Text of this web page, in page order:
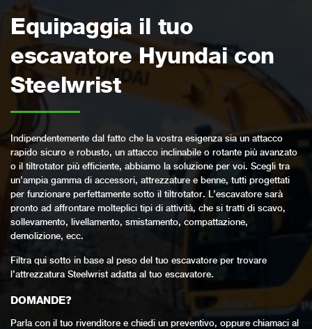
Equipaggia il tuo
escavatore Hyundai con
Steelwrist
Indipendentemente dal fatto che la vostra esigenza sia un attacco
rapido sicuro e robusto, un attacco inclinabile o rotante più avanzato
o il tiltrotator più efficiente, abbiamo la soluzione per voi. Scegli tra
un’ampia gamma di accessori, attrezzature e benne, tutti progettati
per funzionare perfettamente sotto il tiltrotator. L’escavatore sarà
pronto ad affrontare molteplici tipi di attività, che si tratti di scavo,
sollevamento, livellamento, smistamento, compattazione,
demolizione, ecc.
Filtra qui sotto in base al peso del tuo escavatore per trovare
l’attrezzatura Steelwrist adatta al tuo escavatore.
DOMANDE?
Parla con il tuo rivenditore e chiedi un preventivo, oppure chiamaci al